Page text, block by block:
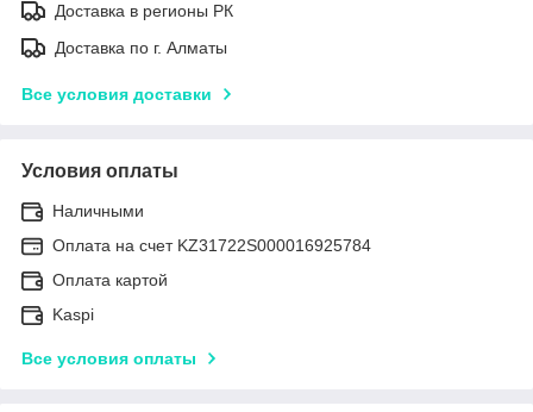
Доставка в регионы РК
Доставка по г. Алматы
Все условия доставки
Условия оплаты
Наличными
Оплата на счет KZ31722S000016925784
Оплата картой
Kaspi
Все условия оплаты